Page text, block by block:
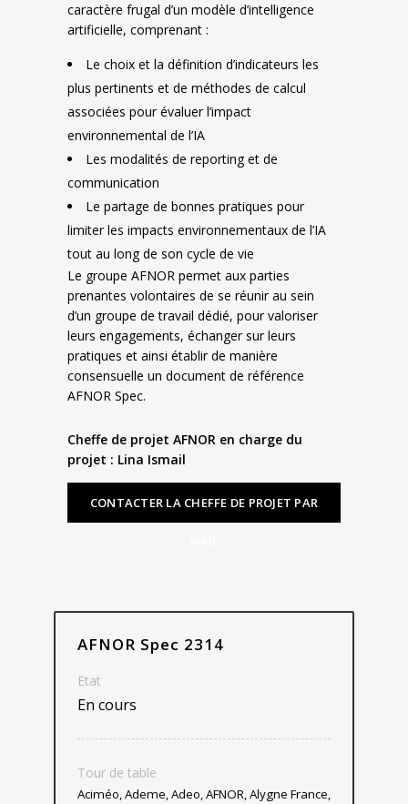
caractère frugal d’un modèle d’intelligence
artificielle, comprenant :
Le choix et la définition d’indicateurs les
plus pertinents et de méthodes de calcul
associées pour évaluer l’impact
environnemental de l’IA
Les modalités de reporting et de
communication
Le partage de bonnes pratiques pour
limiter les impacts environnementaux de l’IA
tout au long de son cycle de vie
Le groupe AFNOR permet aux parties
prenantes volontaires de se réunir au sein
d’un groupe de travail dédié, pour valoriser
leurs engagements, échanger sur leurs
pratiques et ainsi établir de manière
consensuelle un document de référence
AFNOR Spec.
Cheffe de projet AFNOR en charge du
projet : Lina Ismail
CONTACTER LA CHEFFE DE PROJET PAR
AFNOR Spec 2314
Etat
En cours
Tour de table
Aciméo, Ademe, Adeo, AFNOR, Alygne France,